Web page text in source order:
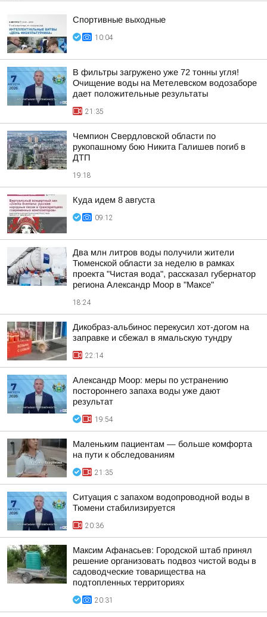
Спортивные выходные
10:04
В фильтры загружено уже 72 тонны угля!
Очищение воды на Метелевском водозаборе
дает положительные результаты
21:35
Чемпион Свердловской области по
рукопашному бою Никита Галишев погиб в
ДТП
19:18
Куда идем 8 августа
09:12
Два млн литров воды получили жители
Тюменской области за неделю в рамках
проекта "Чистая вода", рассказал губернатор
региона Александр Моор в "Максе"
18:24
Дикобраз-альбинос перекусил хот-догом на
заправке и сбежал в ямальскую тундру
22:14
Александр Моор: меры по устранению
постороннего запаха воды уже дают
результат
19:54
Маленьким пациентам — больше комфорта
на пути к обследованиям
21:35
Ситуация с запахом водопроводной воды в
Тюмени стабилизируется
20:36
Максим Афанасьев: Городской штаб принял
решение организовать подвоз чистой воды в
садоводческие товарищества на
подтопленных территориях
20:31